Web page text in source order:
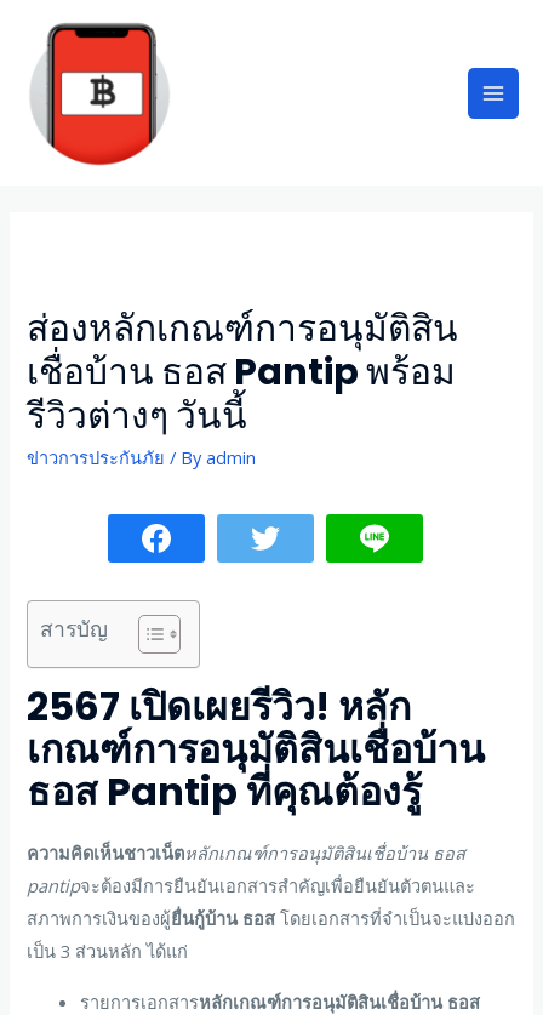
ส่องหลักเกณฑ์การอนุมัติสิน
เชื่อบ้าน ธอส Pantip พร้อม
รีวิวต่างๆ วันนี้
ข่าวการประกันภัย / Byadmin
สารบัญ
2567 เปิดเผยรีวิว! หลัก
เกณฑ์การอนุมัติสินเชื่อบ้าน
ธอส Pantipที่คุณต้องรู้
ความคิดเห็นชาวเน็ตหลักเกณฑ์การอนุมัติสินเชื่อบ้าน ธอส
pantipจะต้องมีการยืนยันเอกสารสำคัญเพื่อยืนยันตัวตนและ
สภาพการเงินของผู้ยื่นกู้บ้าน ธอส โดยเอกสารที่จำเป็นจะแบ่งออก
เป็น 3 ส่วนหลัก ได้แก่
รายการเอกสารหลักเกณฑ์การอนุมัติสินเชื่อบ้าน ธอส